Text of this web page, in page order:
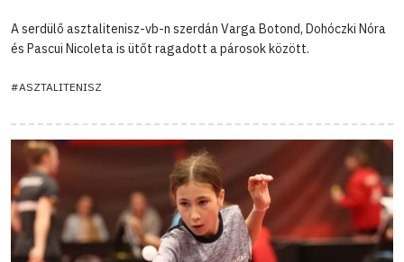
A serdülő asztalitenisz-vb-n szerdán Varga Botond, Dohóczki Nóra
és Pascui Nicoleta is ütőt ragadott a párosok között.
#ASZTALITENISZ